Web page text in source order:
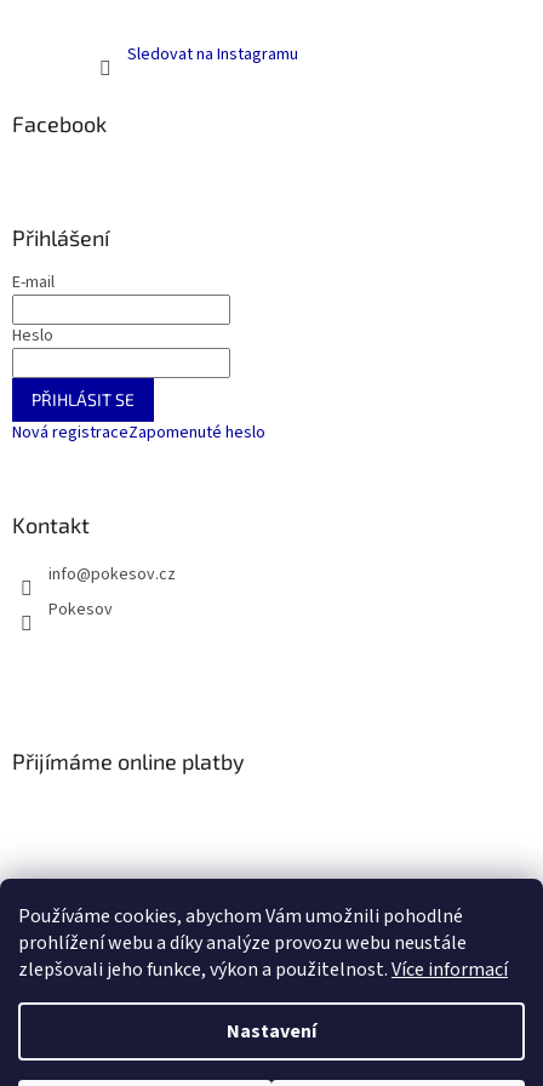
Používáme cookies, abychom Vám umožnili pohodlné
prohlížení webu a díky analýze provozu webu neustále
zlepšovali jeho funkce, výkon a použitelnost.Více informací
Nastavení
Sledovat na Instagramu
Facebook
Přihlášení
E-mail
Heslo
PŘIHLÁSIT SE
Nová registraceZapomenuté heslo
Kontakt
info@pokesov.cz
Pokesov
Přijímáme online platby
SLOVNÍČEK POJMŮ
Vytvořil Shoptet